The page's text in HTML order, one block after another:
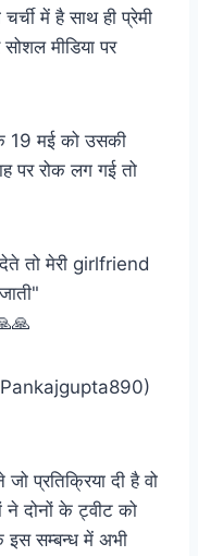
में है साथ ही प्रेमी
मीडिया पर
19 मई को उसकी
पर रोक लग गई तो
देते तो मेरी girlfriend
प्रतिक्रिया दी है वो
ने दोनों के ट्वीट को
इस सम्बन्ध में अभी